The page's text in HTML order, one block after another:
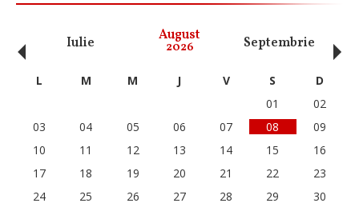
Iulie August
2026 Septembrie
‹ L M M J V S
D
01
02
03
04 05 06 07 08
09
10
11 12 13 14 15
16
17
18 19 20 21 22
23
24
25 26 27 28 29
30